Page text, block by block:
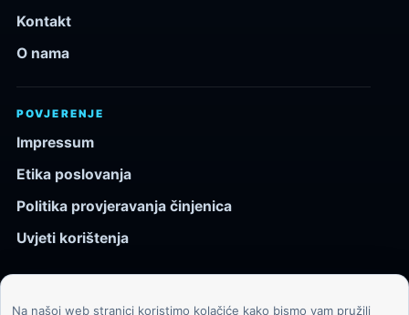
Kontakt
O nama
POVJERENJE
Impressum
Etika poslovanja
Politika provjeravanja činjenica
Uvjeti korištenja
Na našoj web stranici koristimo kolačiće kako bismo vam pružili